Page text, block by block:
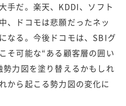
手だ。楽天、KDDI、ソフト
、ドコモは悲願だったネッ
なる。今後ドコモは、SBIグ
そ可能な“ある顧客層の囲い
力図を塗り替えるかもしれ
から起こる勢力図の変化に